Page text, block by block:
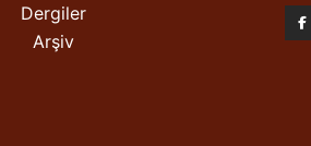
Dergiler
Arşiv